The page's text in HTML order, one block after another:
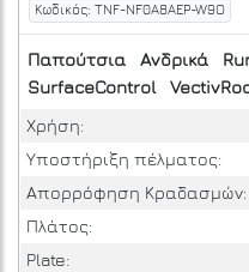
Κωδικός: TNF-NF0A8AEP-W9O
Παπούτσια Ανδρικά
SurfaceControl
Χρήση:
Υποστήριξη πέλματος:
Απορρόφηση Κραδασμών:
Πλάτος:
Plate: